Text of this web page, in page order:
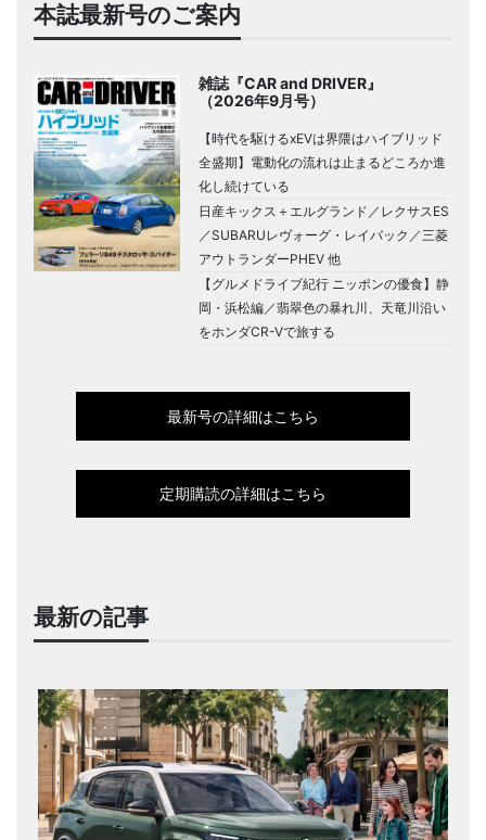
本誌最新号のご案内
雑誌『CAR and DRIVER』
（2026年9月号）
【時代を駆けるxEVは界隈はハイブリッド
全盛期】電動化の流れは止まるどころか進
化し続けている
日産キックス＋エルグランド／レクサスES
／SUBARUレヴォーグ・レイバック／三菱
アウトランダーPHEV 他
【グルメドライブ紀行 ニッポンの優食】静
岡・浜松編／翡翠色の暴れ川、天竜川沿い
をホンダCR-Vで旅する
最新号の詳細はこちら
定期購読の詳細はこちら
最新の記事